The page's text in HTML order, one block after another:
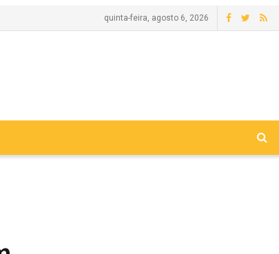
quinta-feira, agosto 6, 2026